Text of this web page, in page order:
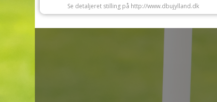
Se detaljeret stilling på http://www.dbujylland.dk